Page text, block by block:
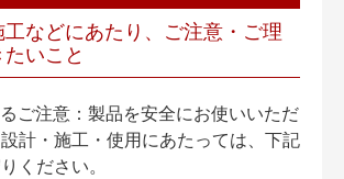
工などにあたり、ご注意・ご理
いこと
ご注意：製品を安全にお使いいただ
計・施工・使用にあたっては、下記
ください。